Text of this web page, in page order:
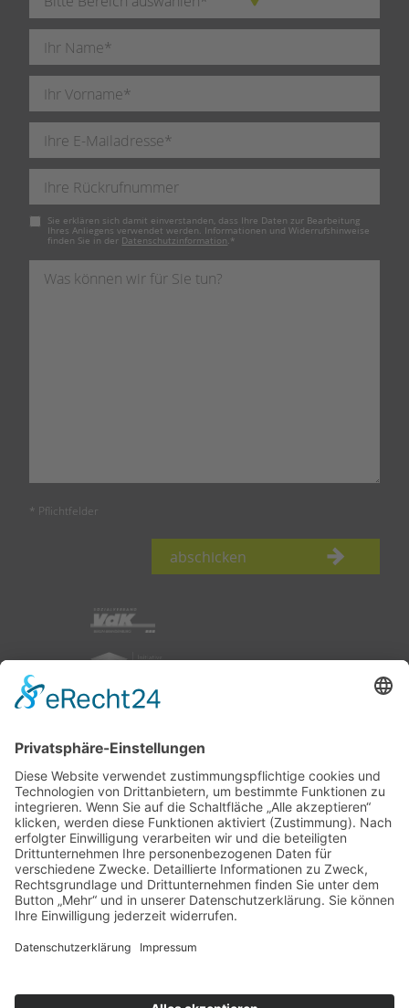
Pflichtfeld
Sie erklären sich damit einverstanden, dass Ihre Daten zur Bearbeitung
Ihres Anliegens verwendet werden. Informationen und Widerrufshinweise
finden Sie in der Datenschutzinformation. *
* Pflichtfelder
abschicken
nach oben